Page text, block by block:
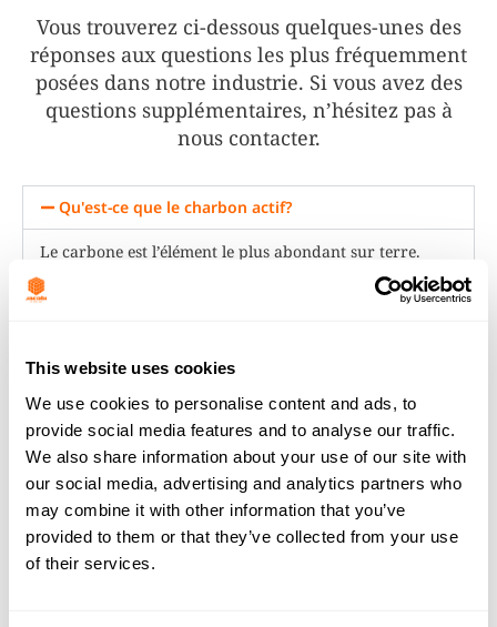
This website uses cookies
We use cookies to personalise content and ads, to
provide social media features and to analyse our traffic.
We also share information about your use of our site with
our social media, advertising and analytics partners who
may combine it with other information that you’ve
provided to them or that they’ve collected from your use
of their services.
Vous trouverez ci-dessous quelques-unes des
réponses aux questions les plus fréquemment
posées dans notre industrie. Si vous avez des
questions supplémentaires, n’hésitez pas à
nous contacter.
Qu'est-ce que le charbon actif?
Le carbone est l’élément le plus abondant sur terre.
Parmi les formes les plus courantes de carbon, on
trouve le charbon, les coques de noix de coco, le bois, la
Ces matières premières, soigneusement sélectionnées,
sont ensuite transformées à basse température pour
éliminer les éléments naturels volatils ainsi que les
reliquats d’humidité. C’est la première étape de la
carbonisation. Elle est suivie par le passage de la
matière première carbonisée dans des fours d’activation
à haute température en présence d’un flux
rigoureusement contrôlé de vapeur, laquelle est utilisée